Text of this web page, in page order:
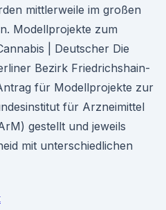
mittlerweile im großen
Modellprojekte zum
| Deutscher Die
Bezirk Friedrichshain-
für Modellprojekte zur
für Arzneimittel
gestellt und jeweils
mit unterschiedlichen